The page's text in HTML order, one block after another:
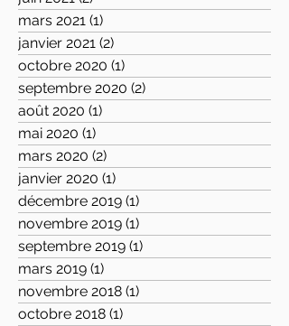
mars 2021 (1)
janvier 2021 (2)
octobre 2020 (1)
septembre 2020 (2)
août 2020 (1)
mai 2020 (1)
mars 2020 (2)
janvier 2020 (1)
décembre 2019 (1)
novembre 2019 (1)
septembre 2019 (1)
mars 2019 (1)
novembre 2018 (1)
octobre 2018 (1)